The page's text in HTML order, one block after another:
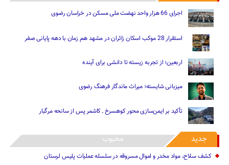
اجرای 66 هزار واحد نهضت ملی مسکن در خراسان رضوی
استقرار 28 موکب اسکان زائران در مشهد هم زمان با دهه پایانی صفر
اربعین؛ از تجربه زیسته تا دانشی برای آینده
میزبانی شایسته؛ میراث ماندگار فرهنگ رضوی
تأکید بر ایمن‌سازی محور کوهسرخ ـ کاشمر پس از سانحه مرگبار
جدید محبوب
کشف سلاح، مواد مخدر و اموال مسروقه در سلسله عملیات پلیس لرستان